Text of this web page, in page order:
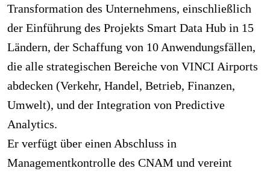
Transformation des Unternehmens, einschließlich
der Einführung des Projekts Smart Data Hub in 15
Ländern, der Schaffung von 10 Anwendungsfällen,
die alle strategischen Bereiche von VINCI Airports
abdecken (Verkehr, Handel, Betrieb, Finanzen,
Umwelt), und der Integration von Predictive
Analytics.
Er verfügt über einen Abschluss in
Managementkontrolle des CNAM und vereint